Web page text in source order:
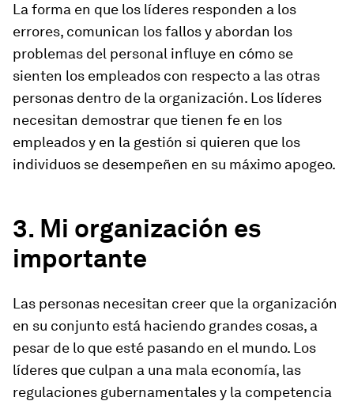
La forma en que los líderes responden a los
errores, comunican los fallos y abordan los
problemas del personal influye en cómo se
sienten los empleados con respecto a las otras
personas dentro de la organización. Los líderes
necesitan demostrar que tienen fe en los
empleados y en la gestión si quieren que los
individuos se desempeñen en su máximo apogeo.
3. Mi organización es
importante
Las personas necesitan creer que la organización
en su conjunto está haciendo grandes cosas, a
pesar de lo que esté pasando en el mundo. Los
líderes que culpan a una mala economía, las
regulaciones gubernamentales y la competencia